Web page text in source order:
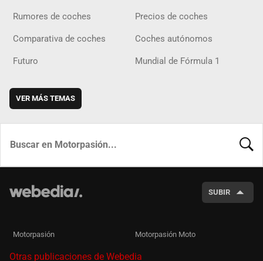
Rumores de coches Precios de coches
Comparativa de coches Coches autónomos
Futuro Mundial de Fórmula 1
VER MÁS TEMAS
SUBIR
Motorpasión Motorpasión Moto
Otras publicaciones de Webedia